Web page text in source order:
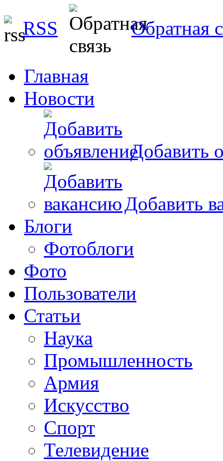
RSS Обратная
Главная
Новости
Добавить
Добавить
Блоги
Фотоблоги
Фото
Пользователи
Статьи
Наука
Промышленность
Армия
Искусство
Спорт
Телевидение